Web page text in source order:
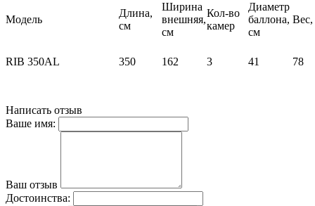
Модель
Длина,
см
Ширина
внешняя,
см
Кол-во
камер
Диаметр
баллона,
см
Вес,
RIB 350AL 350 162 3 41 78
Написать отзыв
Ваше имя:
Ваш отзыв
Достоинства: